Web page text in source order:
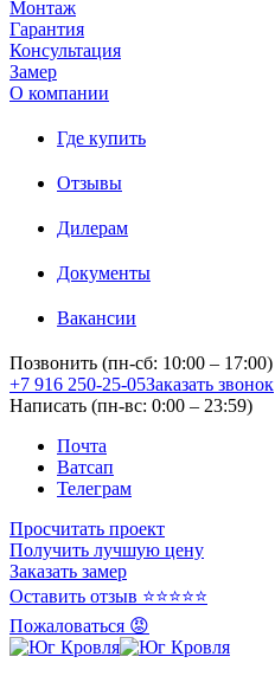
Монтаж
Гарантия
Консультация
Замер
О компании
Где купить
Отзывы
Дилерам
Документы
Вакансии
Позвонить (пн-сб: 10:00 – 17:00)
+7 916 250-25-05Заказать звонок
Написать (пн-вс: 0:00 – 23:59)
Почта
Ватсап
Телеграм
Просчитать проект
Получить лучшую цену
Заказать замер
Оставить отзыв ⭐⭐⭐⭐⭐
Пожаловаться 😡